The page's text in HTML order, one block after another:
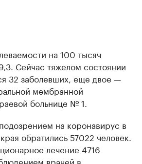
на 100 тысяч
Сейчас тяжелом состоянии
32 заболевших, еще двое —
мембранной
больнице № 1.
на коронавирус в
обратились 57022 человек.
лечение 4716
врачей в